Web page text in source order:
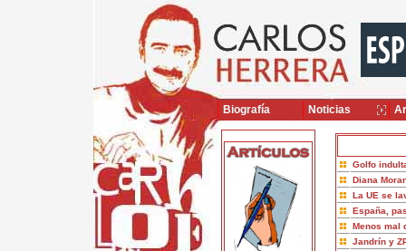
Golfo
Diana
La UE se
España,
Menos mal
Jandrín y
Biografía Noticias